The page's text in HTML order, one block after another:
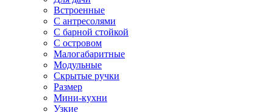
Встроенные
С антресолями
С барной стойкой
С островом
Малогабаритные
Модульные
Скрытые ручки
Размер
Мини-кухни
Узкие